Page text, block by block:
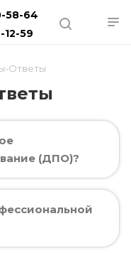
58-64
12-59
Ответы
(ДПО)?